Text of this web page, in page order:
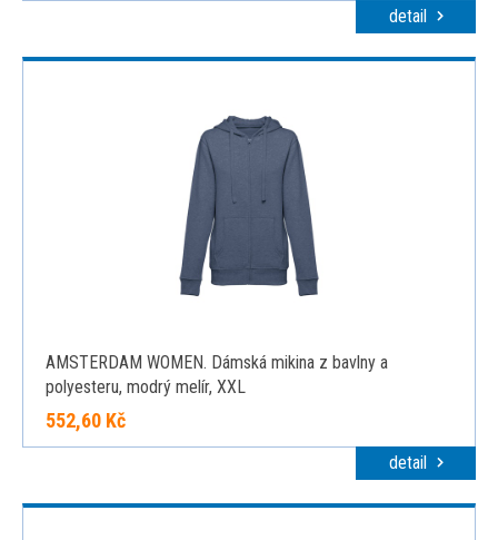
detail
AMSTERDAM WOMEN. Dámská mikina z bavlny a
polyesteru, modrý melír, XXL
552,60 Kč
detail